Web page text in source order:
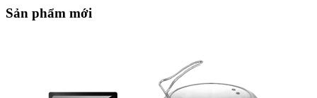
Sản phẩm mới